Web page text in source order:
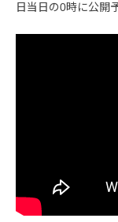
日当日の0時に公開